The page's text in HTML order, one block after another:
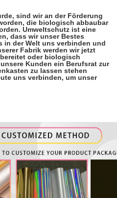
sind wir an der Förderung
die biologisch abbaubar
Umweltschutz ist eine
dass wir unser Bestes
in der Welt uns verbinden und
Fabrik werden wir jetzt
oder biologisch
Kunden ein Berufsrat zur
zu lassen stehen
uns verbinden, um unser